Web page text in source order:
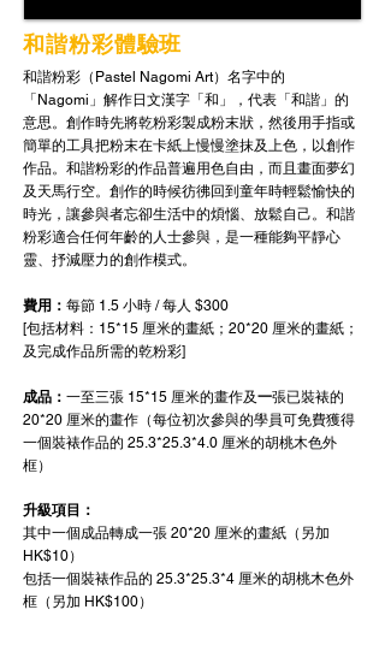
和諧粉彩體驗班
和諧粉彩（Pastel Nagomi Art）名字中的
「Nagomi」解作日文漢字「和」，代表「和諧」的
意思。創作時先將乾粉彩製成粉末狀，然後用手指或
簡單的工具把粉末在卡紙上慢慢塗抹及上色，以創作
作品。和諧粉彩的作品普遍用色自由，而且畫面夢幻
及天馬行空。創作的時候彷彿回到童年時輕鬆愉快的
時光，讓參與者忘卻生活中的煩惱、放鬆自己。和諧
粉彩適合任何年齡的人士參與，是一種能夠平靜心
靈、抒減壓力的創作模式。
費用： 每節 1.5 小時 / 每人 $300
[包括材料：15*15 厘米的畫紙；20*20 厘米的畫紙；
及完成作品所需的乾粉彩]
成品： 一至三張 15*15 厘米的畫作及一張已裝裱的
20*20 厘米的畫作（每位初次參與的學員可免費獲得
一個裝裱作品的 25.3*25.3*4.0 厘米的胡桃木色外
框）
升級項目 ：
其中一個​成品轉成一張 20*20 厘米的畫紙（另加
HK$10）
包括一個裝裱作品的 25.3*25.3*4 厘米的胡桃木色外
框（另加 HK$100）